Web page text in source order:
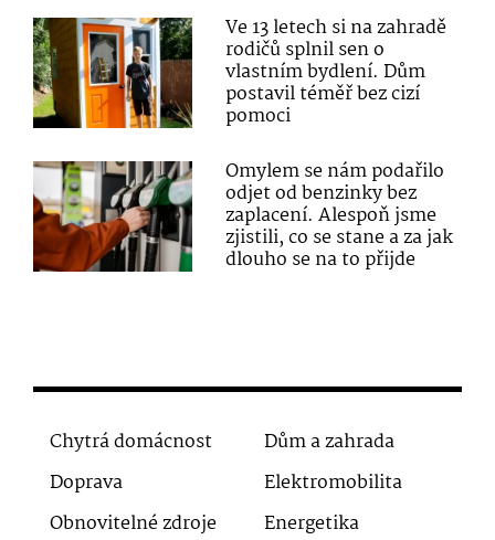
Ve 13 letech si na zahradě
rodičů splnil sen o
vlastním bydlení. Dům
postavil téměř bez cizí
pomoci
Omylem se nám podařilo
odjet od benzinky bez
zaplacení. Alespoň jsme
zjistili, co se stane a za jak
dlouho se na to přijde
Chytrá domácnost
Dům a zahrada
Doprava
Elektromobilita
Obnovitelné zdroje
Energetika